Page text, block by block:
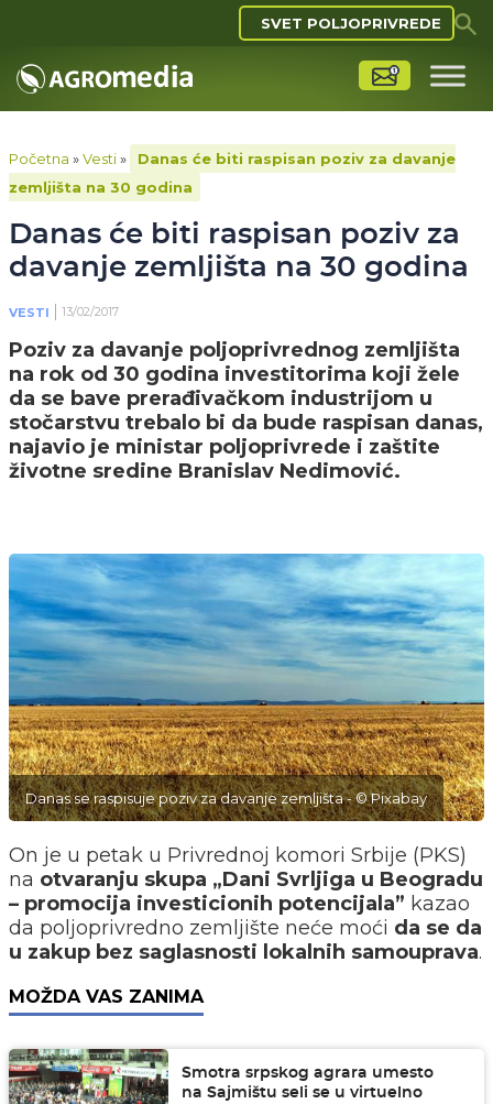
SVET POLJOPRIVREDE
Početna »Vesti»
Danas će biti raspisan poziv za davanje
zemljišta na 30 godina
Danas će biti raspisan poziv za
davanje zemljišta na 30 godina
VESTI 13/02/2017
Poziv za davanje poljoprivrednog zemljišta
na rok od 30 godina investitorima koji žele
da se bave prerađivačkom industrijom u
stočarstvu trebalo bi da bude raspisan danas,
najavio je ministar poljoprivrede i zaštite
životne sredine Branislav Nedimović.
Danas se raspisuje poziv za davanje zemljišta - © Pixabay
On je u petak u Privrednoj komori Srbije (PKS)
na otvaranju skupa „Dani Svrljiga u Beogradu
– promocija investicionih potencijala” kazao
da poljoprivredno zemljište neće moći da se da
u zakup bez saglasnosti lokalnih samouprava.
MOŽDA VAS ZANIMA
Smotra srpskog agrara umesto
na Sajmištu seli se u virtuelno